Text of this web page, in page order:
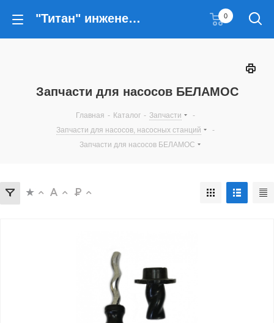
"Титан" инженерные решения 0
Запчасти для насосов БЕЛАМОС
Главная - Каталог - Запчасти
-
Запчасти для насосов, насосных станций
-
Запчасти для насосов БЕЛАМОС